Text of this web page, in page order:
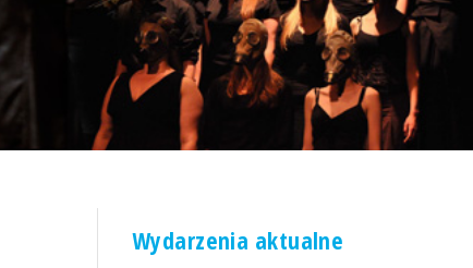
Wydarzenia aktualne